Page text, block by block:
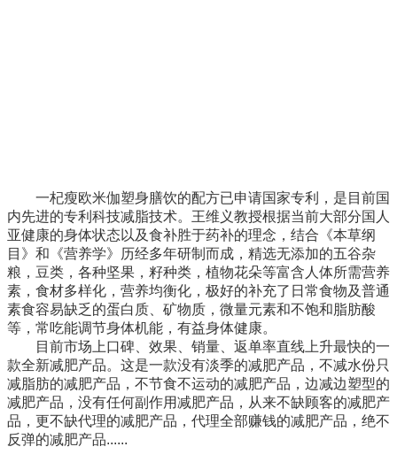
一杞瘦欧米伽塑身膳饮的配方已申请国家专利，是目前国
内先进的专利科技减脂技术。王维义教授根据当前大部分国人
亚健康的身体状态以及食补胜于药补的理念，结合《本草纲
目》和《营养学》历经多年研制而成，精选无添加的五谷杂
粮，豆类，各种坚果，籽种类，植物花朵等富含人体所需营养
素，食材多样化，营养均衡化，极好的补充了日常食物及普通
素食容易缺乏的蛋白质、矿物质，微量元素和不饱和脂肪酸
等，常吃能调节身体机能，有益身体健康。
目前市场上口碑、效果、销量、返单率直线上升最快的一
款全新减肥产品。这是一款没有淡季的减肥产品，不减水份只
减脂肪的减肥产品，不节食不运动的减肥产品，边减边塑型的
减肥产品，没有任何副作用减肥产品，从来不缺顾客的减肥产
品，更不缺代理的减肥产品，代理全部赚钱的减肥产品，绝不
反弹的减肥产品......